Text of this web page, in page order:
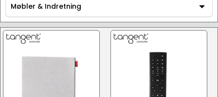
Tilbehør
Møbler & Indretning
Møbler & Indretning